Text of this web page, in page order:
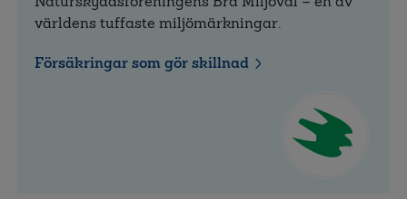
världens tuffaste miljömärkningar.
Försäkringar som gör skillnad